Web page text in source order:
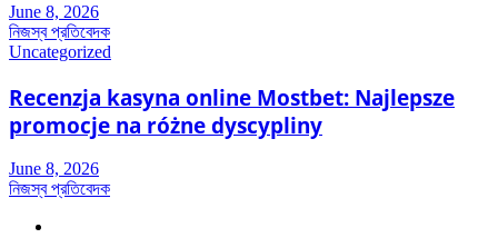
June 8, 2026
নিজস্ব প্রতিবেদক
Uncategorized
Recenzja kasyna online Mostbet: Najlepsze
promocje na różne dyscypliny
June 8, 2026
নিজস্ব প্রতিবেদক